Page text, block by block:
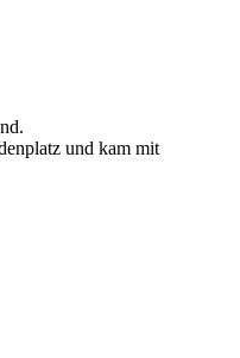
und kam mit